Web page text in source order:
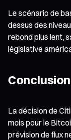
Le scénario de
dessus des
rebond plus lent,
législative
Conclusion
La décision de
mois pour le
prévision de flux